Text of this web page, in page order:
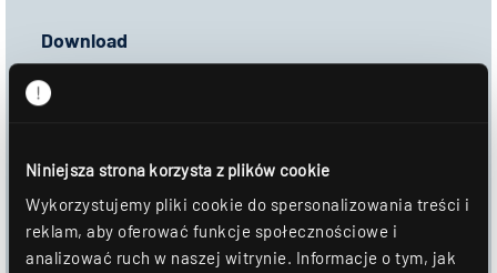
Niniejsza strona korzysta z plików cookie
Wykorzystujemy pliki cookie do spersonalizowania treści i
reklam, aby oferować funkcje społecznościowe i
analizować ruch w naszej witrynie. Informacje o tym, jak
Download
DOWNLOAD
DOŁĄCZYĆ DO NOTATNIKA